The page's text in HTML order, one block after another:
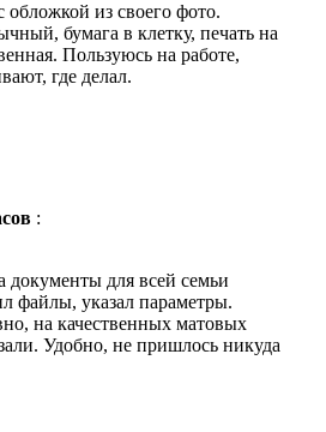
обложкой из своего фото.
бумага в клетку, печать на
Пользуюсь на работе,
где делал.
:
документы для всей семьи
файлы, указал параметры.
на качественных матовых
Удобно, не пришлось никуда